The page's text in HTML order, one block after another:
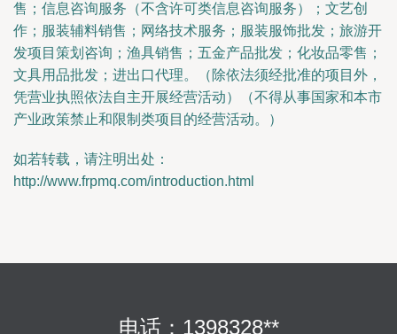
售；信息咨询服务（不含许可类信息咨询服务）；文艺创
作；服装辅料销售；网络技术服务；服装服饰批发；旅游开
发项目策划咨询；渔具销售；五金产品批发；化妆品零售；
文具用品批发；进出口代理。（除依法须经批准的项目外，
凭营业执照依法自主开展经营活动）（不得从事国家和本市
产业政策禁止和限制类项目的经营活动。）
如若转载，请注明出处：
http://www.frpmq.com/introduction.html
电话：1398328**